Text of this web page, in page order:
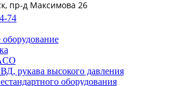
пр-д Максимова 26
74
оборудование
рукава высокого давления
оборудования